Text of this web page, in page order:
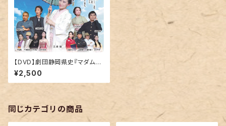
【DVD】劇団静岡県史『マダム・
バタフライ～三浦環ものがたり
～』
¥2,500
同じカテゴリの商品